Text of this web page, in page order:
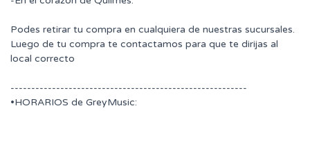
Podes retirar tu compra en cualquiera de nuestras sucursales.
Luego de tu compra te contactamos para que te dirijas al
local correcto
---------------------------------------------------------
•HORARIOS de GreyMusic: